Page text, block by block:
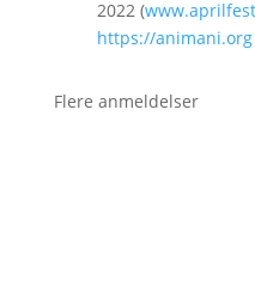
2022 (
https://animani.org
Flere anmeldelser